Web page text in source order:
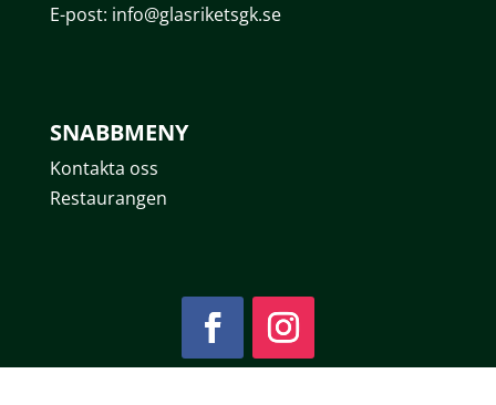
E-post: info@glasriketsgk.se
SNABBMENY
Kontakta oss
Restaurangen